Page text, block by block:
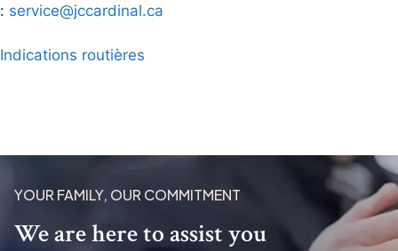
: service@jccardinal.ca
Indications routières
YOUR FAMILY, OUR COMMITMENT
We are here to assist you